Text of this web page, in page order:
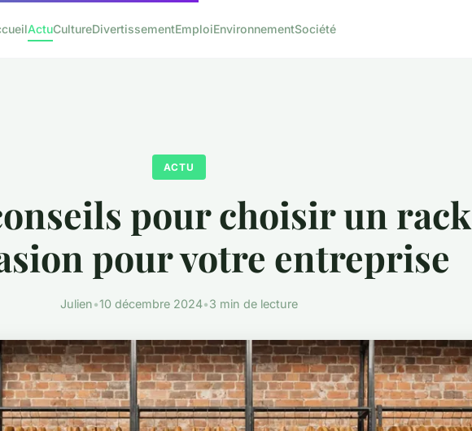
ActuCultureDivertissementEmploiEnvironnementSociété
ACTU
pour choisir un rack
pour votre entreprise
Julien•10 décembre 2024•3 min de lecture